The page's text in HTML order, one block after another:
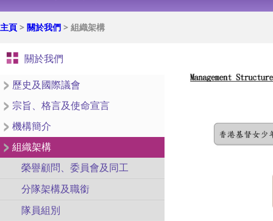
主頁 > 關於我們 > 組織架構
關於我們
歷史及國際議會
宗旨、格言及使命宣言
機構簡介
組織架構
榮譽顧問、委員會及同工
分隊架構及職銜
隊員組別